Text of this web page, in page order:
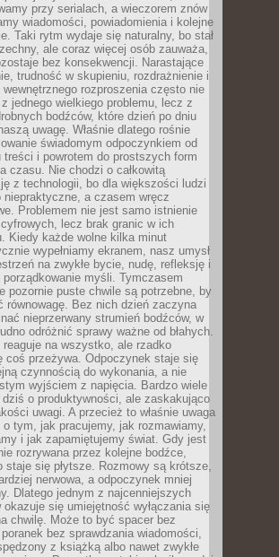
przy serialach, a wieczorem znów
wiadomości, powiadomienia i kolejne
Taki rytm wydaje się naturalny, bo stał
ale coraz więcej osób zauważa,
bez konsekwencji. Narastające
trudność w skupieniu, rozdrażnienie i
wewnętrznego rozproszenia często nie
jednego wielkiego problemu, lecz z
bodźców, które dzień po dniu
uwagę. Właśnie dlatego rośnie
świadomym odpoczynkiem od
treści i powrotem do prostszych form
czasu. Nie chodzi o całkowitą
z technologii, bo dla większości ludzi
niepraktyczne, a czasem wręcz
Problemem nie jest samo istnienie
lecz brak granic w ich
Kiedy każde wolne kilka minut
wypełniamy ekranem, nasz umysł
na zwykłe bycie, nudę, refleksję i
porządkowanie myśli. Tymczasem
pozornie puste chwile są potrzebne, by
równowagę. Bez nich dzień zaczyna
nieprzerwany strumień bodźców, w
odróżnić sprawy ważne od błahych.
reaguje na wszystko, ale rzadko
coś przeżywa. Odpoczynek staje się
czynnością do wykonania, a nie
wyjściem z napięcia. Bardzo wiele
dziś o produktywności, ale zaskakująco
uwagi. A przecież to właśnie uwaga
o tym, jak pracujemy, jak rozmawiamy,
i jak zapamiętujemy świat. Gdy jest
rozrywana przez kolejne bodźce,
staje się płytsze. Rozmowy są krótsze,
nerwowa, a odpoczynek mniej
Dlatego jednym z najcenniejszych
okazuje się umiejętność wyłączania się
chwilę. Może to być spacer bez
bez sprawdzania wiadomości,
z książką albo nawet zwykłe